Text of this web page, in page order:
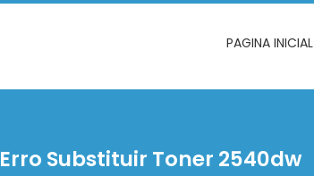
PAGINA INICIAL
Erro Substituir Toner 2540dw